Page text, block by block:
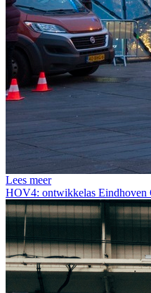
Lees meer
HOV4: ontwikkelas Eindhoven